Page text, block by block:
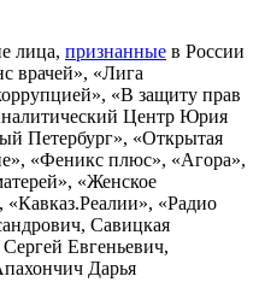
лица, признанные в России
врачей», «Лига
«В защиту прав
Центр Юрия
Петербург», «Открытая
«Феникс плюс», «Агора»,
«Женское
«Радио
Савицкая
Евгеньевич,
Дарья